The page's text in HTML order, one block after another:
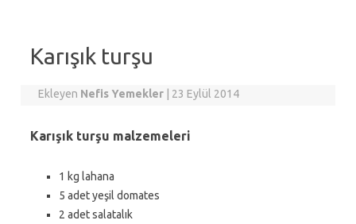
Karışık turşu
Ekleyen Nefis Yemekler | 23 Eylül 2014
Karışık turşu malzemeleri
1 kg lahana
5 adet yeşil domates
2 adet salatalık